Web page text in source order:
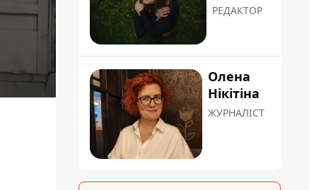
РЕДАКТОР
Олена
Нікітіна
ЖУРНАЛІСТ